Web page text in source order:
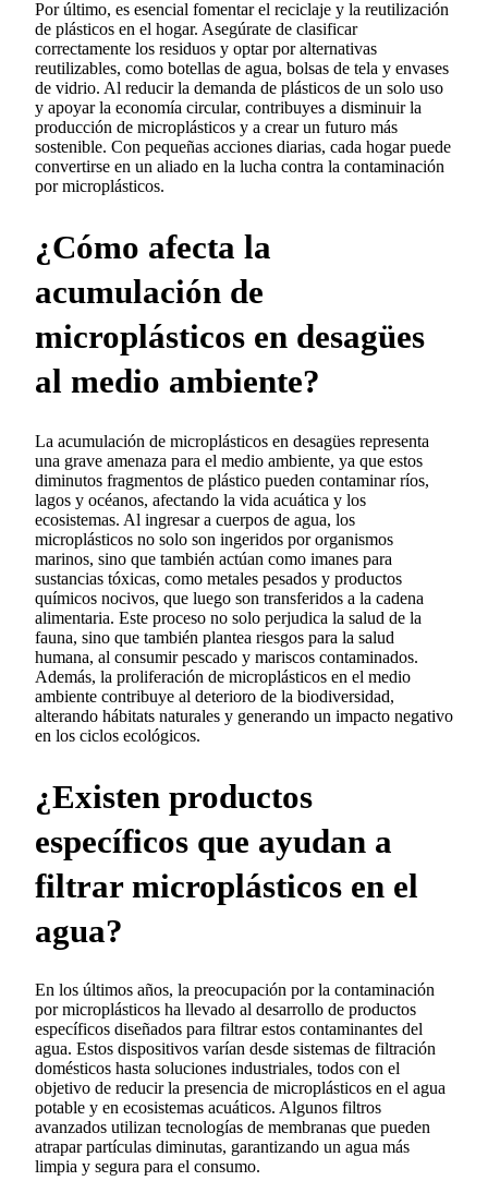
Por último, es esencial fomentar el reciclaje y la reutilización
de plásticos en el hogar. Asegúrate de clasificar
correctamente los residuos y optar por alternativas
reutilizables, como botellas de agua, bolsas de tela y envases
de vidrio. Al reducir la demanda de plásticos de un solo uso
y apoyar la economía circular, contribuyes a disminuir la
producción de microplásticos y a crear un futuro más
sostenible. Con pequeñas acciones diarias, cada hogar puede
convertirse en un aliado en la lucha contra la contaminación
por microplásticos.
¿Cómo afecta la
acumulación de
microplásticos en desagües
al medio ambiente?
La acumulación de microplásticos en desagües representa
una grave amenaza para el medio ambiente, ya que estos
diminutos fragmentos de plástico pueden contaminar ríos,
lagos y océanos, afectando la vida acuática y los
ecosistemas. Al ingresar a cuerpos de agua, los
microplásticos no solo son ingeridos por organismos
marinos, sino que también actúan como imanes para
sustancias tóxicas, como metales pesados y productos
químicos nocivos, que luego son transferidos a la cadena
alimentaria. Este proceso no solo perjudica la salud de la
fauna, sino que también plantea riesgos para la salud
humana, al consumir pescado y mariscos contaminados.
Además, la proliferación de microplásticos en el medio
ambiente contribuye al deterioro de la biodiversidad,
alterando hábitats naturales y generando un impacto negativo
en los ciclos ecológicos.
¿Existen productos
específicos que ayudan a
filtrar microplásticos en el
agua?
En los últimos años, la preocupación por la contaminación
por microplásticos ha llevado al desarrollo de productos
específicos diseñados para filtrar estos contaminantes del
agua. Estos dispositivos varían desde sistemas de filtración
domésticos hasta soluciones industriales, todos con el
objetivo de reducir la presencia de microplásticos en el agua
potable y en ecosistemas acuáticos. Algunos filtros
avanzados utilizan tecnologías de membranas que pueden
atrapar partículas diminutas, garantizando un agua más
limpia y segura para el consumo.